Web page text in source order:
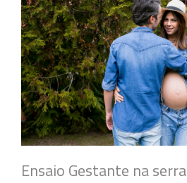
Ensaio Gestante na serra